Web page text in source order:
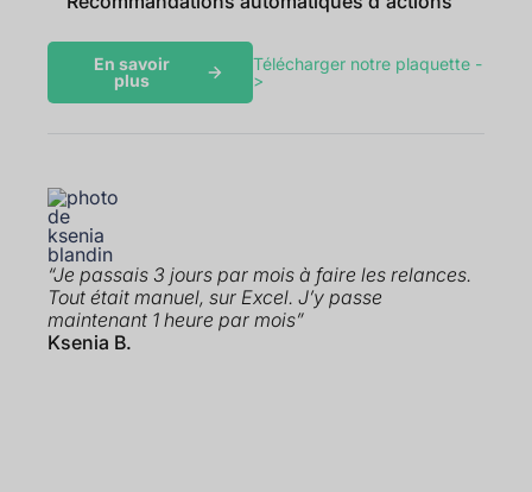
En savoir
plus
Télécharger notre plaquette -
>
“Je passais 3 jours par mois à faire les relances.
Tout était manuel, sur Excel. J’y passe
maintenant 1 heure par mois”
Ksenia B.